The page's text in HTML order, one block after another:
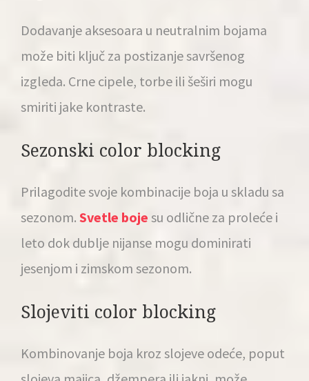
Dodavanje aksesoara u neutralnim bojama
može biti ključ za postizanje savršenog
izgleda. Crne cipele, torbe ili šeširi mogu
smiriti jake kontraste.
Sezonski color blocking
Prilagodite svoje kombinacije boja u skladu sa
sezonom. Svetle boje su odlične za proleće i
leto dok dublje nijanse mogu dominirati
jesenjom i zimskom sezonom.
Slojeviti color blocking
Kombinovanje boja kroz slojeve odeće, poput